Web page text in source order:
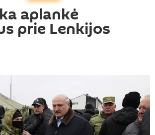
aplankė
prie Lenkijos